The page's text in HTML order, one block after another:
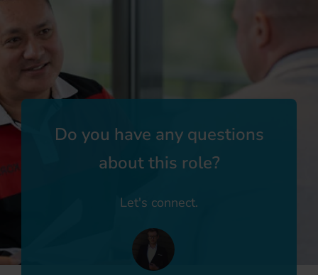
Do you have any questions
about this role?
Let's connect.